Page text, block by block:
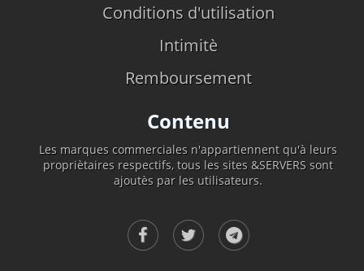
Conditions d'utilisation
Intimitè
Remboursement
Contenu
Les marques commerciales n'appartiennent qu'à leurs
propriètaires respectifs, tous les sites &SERVERS sont
ajoutès par les utilisateurs.